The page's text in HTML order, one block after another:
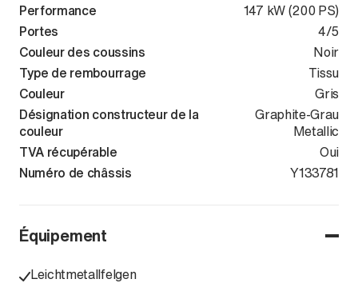
Performance
147 kW (200 PS)
Portes
4/5
Couleur des coussins
Noir
Type de rembourrage
Tissu
Couleur
Gris
Désignation constructeur de la
couleur
Graphite-Grau
Metallic
TVA récupérable
Oui
Numéro de châssis
TMBJK8NX6PY133781
Équipement
Leichtmetallfelgen